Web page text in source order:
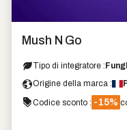
preferito
Mush N Go
Tipo di integratore :
Origine della marca :
Codice sconto : -15%